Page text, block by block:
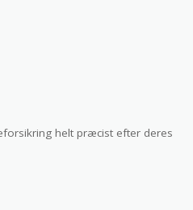
helt præcist efter deres